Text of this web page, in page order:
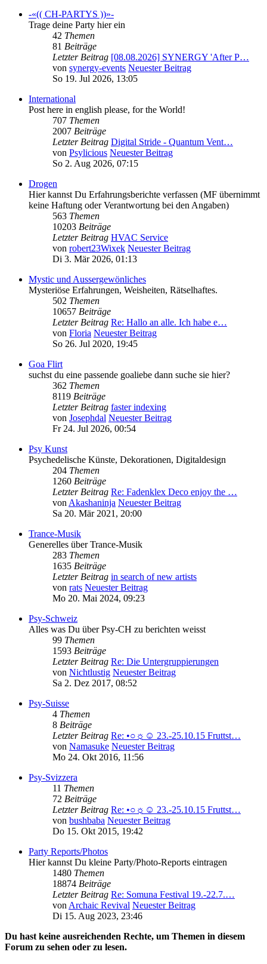
-«(( CH-PARTYS ))»-
Trage deine Party hier ein
42 Themen
81 Beiträge
Letzter Beitrag [08.08.2026] SYNERGY 'After P…
von synergy-events Neuester Beitrag
So 19. Jul 2026, 13:05
International
Post here in english please, for the World!
707 Themen
2007 Beiträge
Letzter Beitrag Digital Stride - Quantum Vent…
von Psylicious Neuester Beitrag
So 2. Aug 2026, 07:15
Drogen
Hier kannst Du Erfahrungsberichte verfassen (MF übernimmt
keine Haftung oder Verantwortung bei den Angaben)
563 Themen
10203 Beiträge
Letzter Beitrag HVAC Service
von robert23Wixek Neuester Beitrag
Di 3. Mär 2026, 01:13
Mystic und Aussergewönliches
Mysteriöse Erfahrungen, Weisheiten, Rätselhaftes.
502 Themen
10657 Beiträge
Letzter Beitrag Re: Hallo an alle. Ich habe e…
von Floria Neuester Beitrag
So 26. Jul 2020, 19:45
Goa Flirt
suchst du eine passende goaliebe dann suche sie hier?
362 Themen
8119 Beiträge
Letzter Beitrag faster indexing
von Josephdal Neuester Beitrag
Fr 24. Jul 2026, 00:54
Psy Kunst
Psychedelische Künste, Dekorationen, Digitaldesign
204 Themen
1260 Beiträge
Letzter Beitrag Re: Fadenklex Deco enjoy the …
von Akashaninja Neuester Beitrag
Sa 20. Mär 2021, 20:00
Trance-Musik
Generelles über Trance-Musik
283 Themen
1635 Beiträge
Letzter Beitrag in search of new artists
von rats Neuester Beitrag
Mo 20. Mai 2024, 09:23
Psy-Schweiz
Alles was Du über Psy-CH zu berichten weisst
99 Themen
1593 Beiträge
Letzter Beitrag Re: Die Untergruppierungen
von Nichtlustig Neuester Beitrag
Sa 2. Dez 2017, 08:52
Psy-Suisse
4 Themen
8 Beiträge
Letzter Beitrag Re: •○☼☺ 23.-25.10.15 Fruttst…
von Namasuke Neuester Beitrag
Mo 24. Okt 2016, 11:56
Psy-Svizzera
11 Themen
72 Beiträge
Letzter Beitrag Re: •○☼☺ 23.-25.10.15 Fruttst…
von bushbaba Neuester Beitrag
Do 15. Okt 2015, 19:42
Party Reports/Photos
Hier kannst Du kleine Party/Photo-Reports eintragen
1480 Themen
18874 Beiträge
Letzter Beitrag Re: Somuna Festival 19.-22.7.…
von Archaic Revival Neuester Beitrag
Di 15. Aug 2023, 23:46
Du hast keine ausreichenden Rechte, um Themen in diesem
Forum zu sehen oder zu lesen.